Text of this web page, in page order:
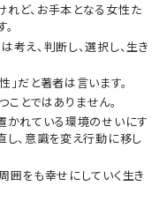
ど、お手本となる女性た
考え、判断し、選択し、生き
」だと著者は言います。
とではありません。
かれている環境のせいにす
し、意識を変え行動に移し
囲をも幸せにしていく生き